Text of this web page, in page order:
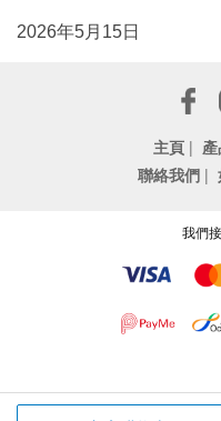
2026年5月15日
主頁 |
聯絡我們 |
我們